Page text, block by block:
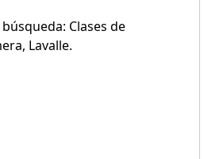
Clases de
Lavalle.